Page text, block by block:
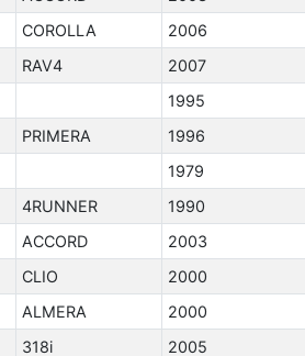
COROLLA 2006
RAV4 2007
1995
PRIMERA 1996
1979
4RUNNER 1990
ACCORD 2003
CLIO 2000
ALMERA 2000
318i 2005